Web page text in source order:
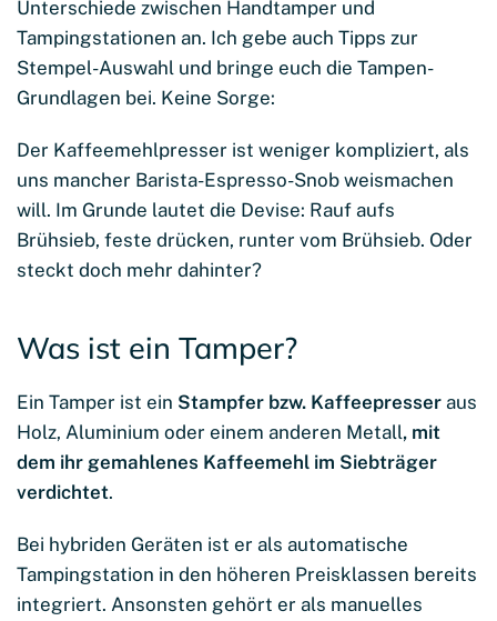
Unterschiede zwischen Handtamper und
Tampingstationen an. Ich gebe auch Tipps zur
Stempel-Auswahl und bringe euch die Tampen-
Grundlagen bei. Keine Sorge:
Der Kaffeemehlpresser ist weniger kompliziert, als
uns mancher Barista-Espresso-Snob weismachen
will. Im Grunde lautet die Devise: Rauf aufs
Brühsieb, feste drücken, runter vom Brühsieb. Oder
steckt doch mehr dahinter?
Was ist ein Tamper?
Ein Tamper ist ein Stampfer bzw. Kaffeepresser aus
Holz, Aluminium oder einem anderen Metall, mit
dem ihr gemahlenes Kaffeemehl im Siebträger
verdichtet.
Bei hybriden Geräten ist er als automatische
Tampingstation in den höheren Preisklassen bereits
integriert. Ansonsten gehört er als manuelles